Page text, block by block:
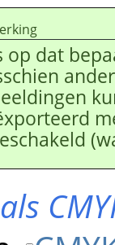
op dat